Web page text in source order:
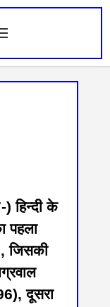
हिन्दी के
पहला
जिसकी
दूसरा